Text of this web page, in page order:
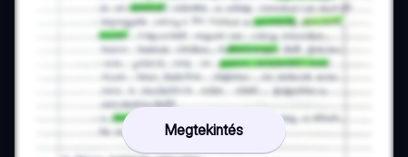
Megtekintés